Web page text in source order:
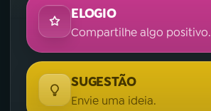
ELOGIO
Compartilhe algo positivo.
SUGESTÃO
Envie uma ideia.